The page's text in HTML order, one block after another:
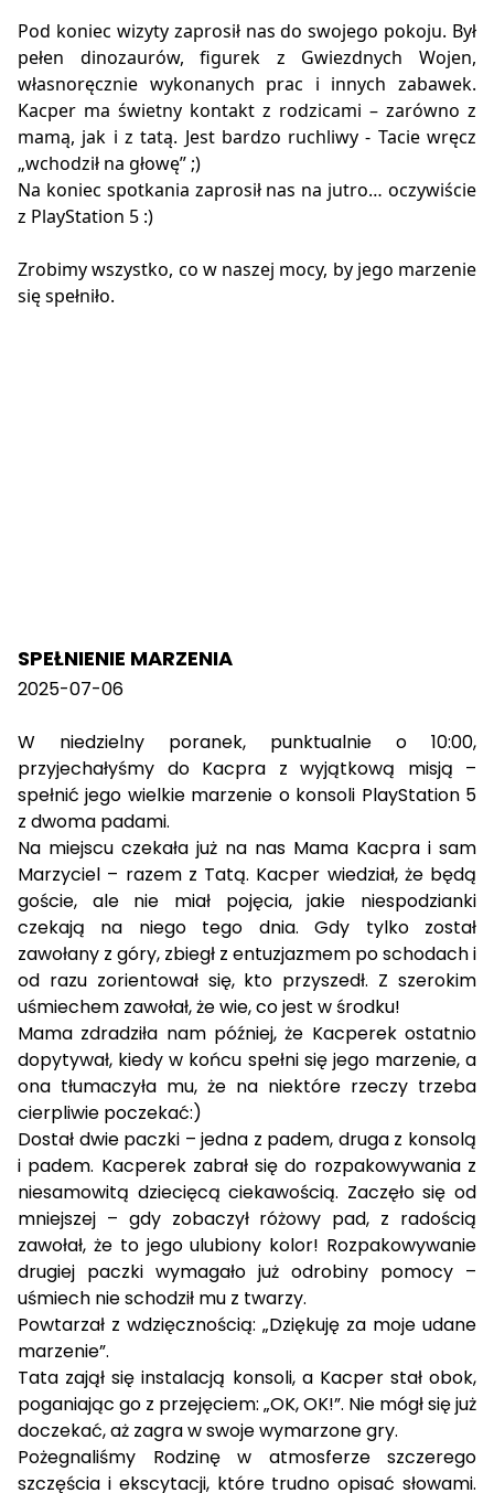
Pod koniec wizyty zaprosił nas do swojego pokoju. Był
pełen dinozaurów, figurek z Gwiezdnych Wojen,
własnoręcznie wykonanych prac i innych zabawek.
Kacper ma świetny kontakt z rodzicami – zarówno z
mamą, jak i z tatą. Jest bardzo ruchliwy - Tacie wręcz
„wchodził na głowę” ;)
Na koniec spotkania zaprosił nas na jutro… oczywiście
z PlayStation 5 :)
Zrobimy wszystko, co w naszej mocy, by jego marzenie
się spełniło.
SPEŁNIENIE MARZENIA
2025-07-06
W niedzielny poranek, punktualnie o 10:00,
przyjechałyśmy do Kacpra z wyjątkową misją –
spełnić jego wielkie marzenie o konsoli PlayStation 5
z dwoma padami.
Na miejscu czekała już na nas Mama Kacpra i sam
Marzyciel – razem z Tatą. Kacper wiedział, że będą
goście, ale nie miał pojęcia, jakie niespodzianki
czekają na niego tego dnia. Gdy tylko został
zawołany z góry, zbiegł z entuzjazmem po schodach i
od razu zorientował się, kto przyszedł. Z szerokim
uśmiechem zawołał, że wie, co jest w środku!
Mama zdradziła nam później, że Kacperek ostatnio
dopytywał, kiedy w końcu spełni się jego marzenie, a
ona tłumaczyła mu, że na niektóre rzeczy trzeba
cierpliwie poczekać:)
Dostał dwie paczki – jedna z padem, druga z konsolą
i padem. Kacperek zabrał się do rozpakowywania z
niesamowitą dziecięcą ciekawością. Zaczęło się od
mniejszej – gdy zobaczył różowy pad, z radością
zawołał, że to jego ulubiony kolor! Rozpakowywanie
drugiej paczki wymagało już odrobiny pomocy –
uśmiech nie schodził mu z twarzy.
Powtarzał z wdzięcznością: „Dziękuję za moje udane
marzenie”.
Tata zajął się instalacją konsoli, a Kacper stał obok,
poganiając go z przejęciem: „OK, OK!”. Nie mógł się już
doczekać, aż zagra w swoje wymarzone gry.
Pożegnaliśmy Rodzinę w atmosferze szczerego
szczęścia i ekscytacji, które trudno opisać słowami.